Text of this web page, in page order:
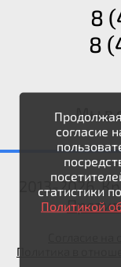
8
8
Мы в
2013-2026.
Согласие
Политика в
согласие
статистики
Политикой